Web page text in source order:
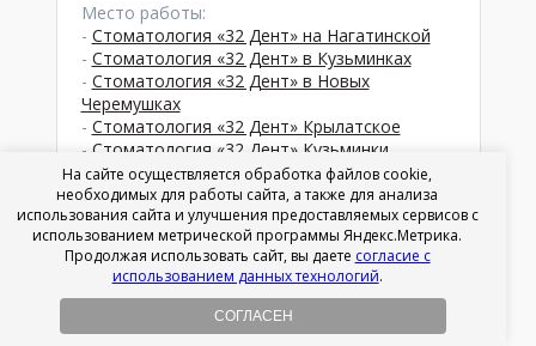
Место работы:
- Стоматология «32 Дент» на Нагатинской
- Стоматология «32 Дент» в Кузьминках
- Стоматология «32 Дент» в Новых
Черемушках
- Стоматология «32 Дент» Крылатское
- Стоматология «32 Дент» Кузьминки,
отделение 2
-Стоматология «32 Дент» Левобережный-
Ховрино
-Стоматология «32 Дент» на Академической
-Стоматология «32 Дент» на ВДНХ
Стоматология «32 Дент» на Нахимовском
-Стоматология «32 Дент» на Пионерской
На сайте осуществляется обработка файлов cookie,
необходимых для работы сайта, а также для анализа
использования сайта и улучшения предоставляемых сервисов с
использованием метрической программы Яндекс.Метрика.
Продолжая использовать сайт, вы даете согласие с
использованием данных технологий.
СОГЛАСЕН